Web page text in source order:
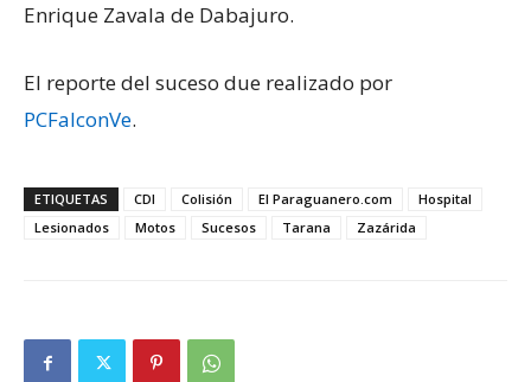
Enrique Zavala de Dabajuro.
El reporte del suceso due realizado por
PCFalconVe.
ETIQUETAS CDI Colisión El Paraguanero.com
Hospital
Lesionados
Motos Sucesos Tarana Zazárida